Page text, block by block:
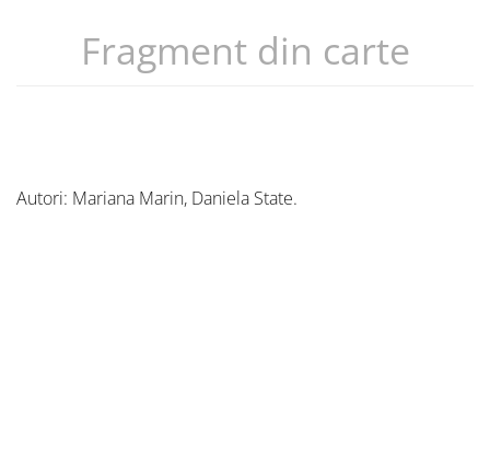
Fragment din carte
Autori: Mariana Marin, Daniela State.